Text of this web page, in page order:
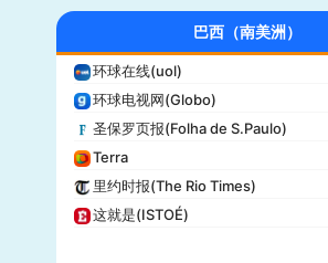
商业内幕(Business Insider)
iHeartRadio
纽约客(New Yorker)
娱乐周刊(Entertainment Weekly)
芝加哥论坛报(Chicago Tribune)
财富(Fortune)
纽约每日新闻(New York Daily News)
巴西（南美洲）
环球在线(uol)
环球电视网(Globo)
圣保罗页报(Folha de S.Paulo)
Terra
里约时报(The Rio Times)
这就是(ISTOÉ)